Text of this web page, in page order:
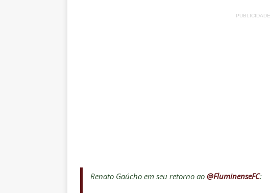
PUBLICIDADE
Renato Gaúcho em seu retorno ao @FluminenseFC: